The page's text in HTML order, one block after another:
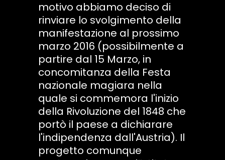
motivo abbiamo deciso di
rinviare lo svolgimento della
manifestazione al prossimo
marzo 2016 (possibilmente a
partire dal 15 Marzo, in
concomitanza della Festa
nazionale magiara nella
quale si commemora l'inizio
della Rivoluzione del 1848 che
portò il paese a dichiarare
l'indipendenza dall'Austria). Il
progetto comunque